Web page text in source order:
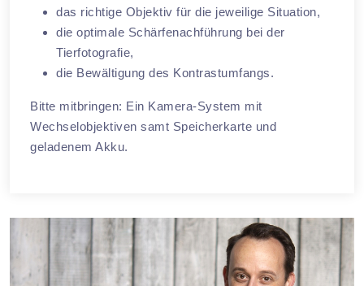
das richtige Objektiv für die jeweilige Situation,
die optimale Schärfenachführung bei der
Tierfotografie,
die Bewältigung des Kontrastumfangs.
Bitte mitbringen: Ein Kamera-System mit
Wechselobjektiven samt Speicherkarte und
geladenem Akku.